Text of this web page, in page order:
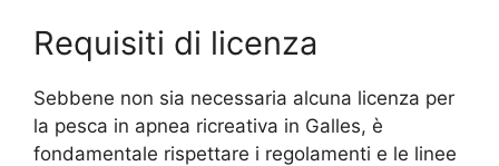
Requisiti di licenza
Sebbene non sia necessaria alcuna licenza per
la pesca in apnea ricreativa in Galles, è
fondamentale rispettare i regolamenti e le linee